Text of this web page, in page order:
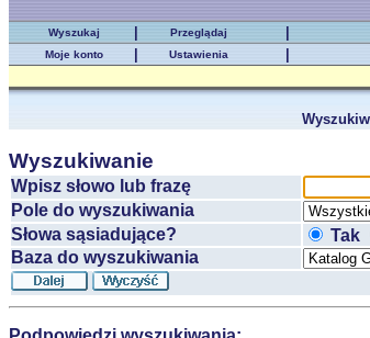
Wyszukaj Przeglądaj
Moje konto
Ustawienia
Wyszukiwanie
Wpisz słowo lub frazę
Pole do wyszukiwania
Słowa sąsiadujące?
Tak
Baza do wyszukiwania